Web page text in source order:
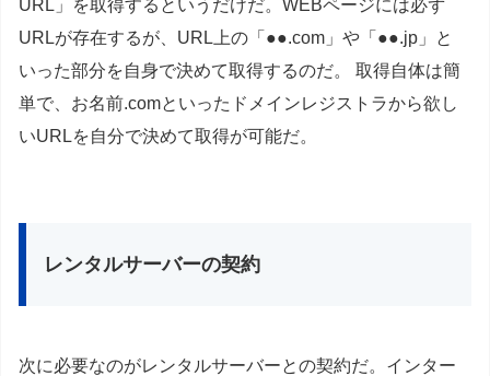
URL」を取得するというだけだ。WEBページには必ず
URLが存在するが、URL上の「●●.com」や「●●.jp」と
いった部分を自身で決めて取得するのだ。 取得自体は簡
単で、お名前.comといったドメインレジストラから欲し
いURLを自分で決めて取得が可能だ。
レンタルサーバーの契約
次に必要なのがレンタルサーバーとの契約だ。インター